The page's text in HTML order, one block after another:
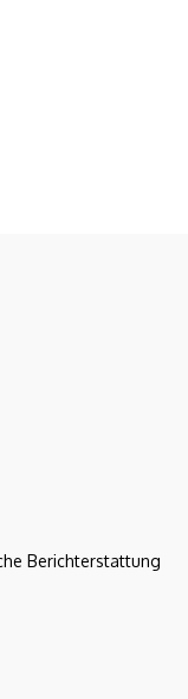
Berichterstattung